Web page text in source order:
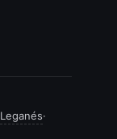
Leganés·